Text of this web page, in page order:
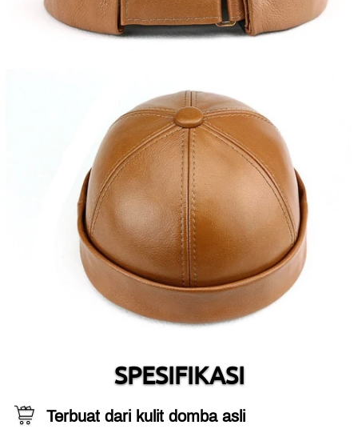
SPESIFIKASI
Terbuat dari kulit domba asli